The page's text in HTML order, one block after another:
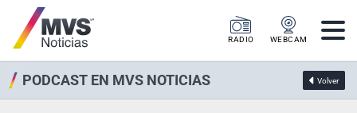
RADIO WEBCAM
PODCAST EN MVS NOTICIAS Volver